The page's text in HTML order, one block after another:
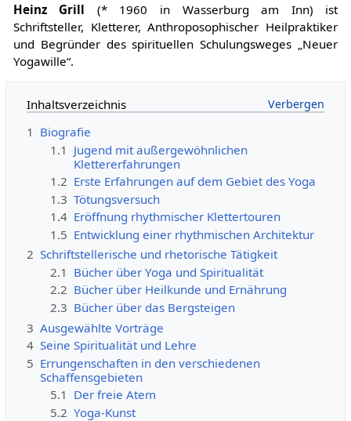
Heinz Grill (* 1960 in Wasserburg am Inn) ist
Schriftsteller, Kletterer, Anthroposophischer Heilpraktiker
und Begründer des spirituellen Schulungsweges „Neuer
Yogawille“.
Inhaltsverzeichnis
1 Biografie
1.1 Jugend mit außergewöhnlichen
Klettererfahrungen
1.2 Erste Erfahrungen auf dem Gebiet des Yoga
1.3 Tötungsversuch
1.4 Eröffnung rhythmischer Klettertouren
1.5 Entwicklung einer rhythmischen Architektur
2 Schriftstellerische und rhetorische Tätigkeit
2.1 Bücher über Yoga und Spiritualität
2.2 Bücher über Heilkunde und Ernährung
2.3 Bücher über das Bergsteigen
3 Ausgewählte Vorträge
4 Seine Spiritualität und Lehre
5 Errungenschaften in den verschiedenen
Schaffensgebieten
5.1 Der freie Atem
5.2 Yoga-Kunst